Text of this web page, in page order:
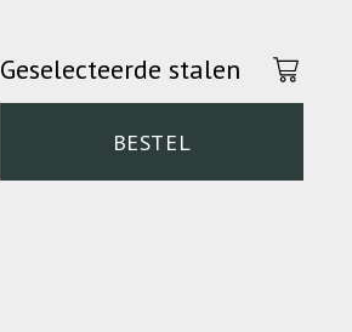
Geselecteerde stalen
BESTEL